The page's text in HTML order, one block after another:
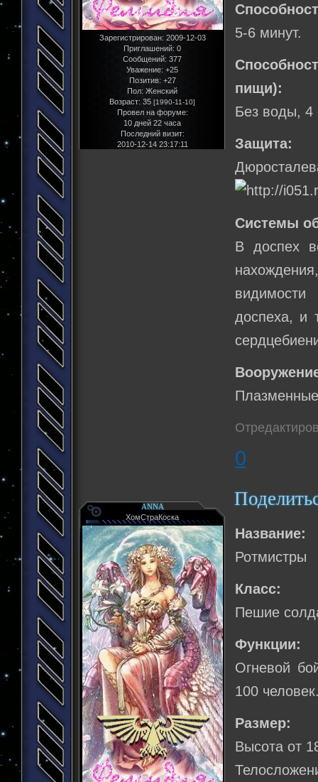
Зарегистрирован: 2009-12-03
Приглашений: 0
Сообщений: 377
Уважение: +25
Позитив: +27
Пол:Женский
Возраст: 35 [1990-11-10]
Провел на форуме:
10 дней 22 часа
Последний визит:
2010-12-14 23:17:11
5-6 минут.
пищи):
Без воды, 4
Защита:
Системы
В доспех
доспеха, и
0
ANNA
ХомСтраКоска
Название:
Ротмистры
Класс:
Пешие
Функции:
Огневой
100
Размер:
Высота от